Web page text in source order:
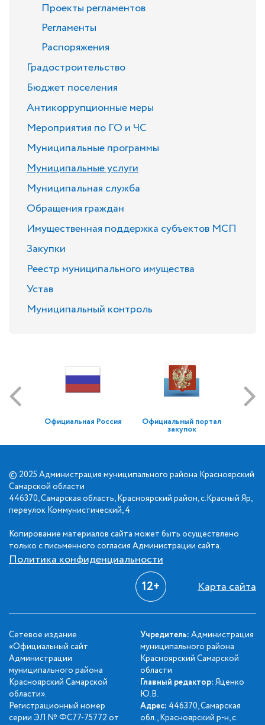
Проекты регламентов
Регламенты
Распоряжения
Градостроительство
Бюджет поселения
Антикоррупционные меры
Мероприятия по ГО и ЧС
Муниципальные программы
Муниципальные услуги
Муниципальная служба
Обращения граждан
Имущественная поддержка субъектов МСП
Закупки
Реестр муниципального имущества
Устав
Муниципальный контроль
Официальная Россия Официальный портал
закупок
© 2025 Администрация муниципального района Красноярский
Самарской области
446370, Самарская область, Красноярский район, с.Красный Яр,
переулок Коммунистический, 4
Копирование материалов сайта может быть осуществлено
только с письменного согласия Администрации сайта.
Политика конфиденциальности
12+ Карта сайта
Сетевое издание
«Официальный сайт
Администрации
муниципального района
Красноярский Самарской
области».
Регистрационный номер
серии ЭЛ № ФС77-75772 от
Учредитель: Администрация
муниципального района
Красноярский Самарской
области
Главный редактор: Яценко
Ю.В.
Адрес: 446370, Самарская
обл., Красноярский р-н, с.